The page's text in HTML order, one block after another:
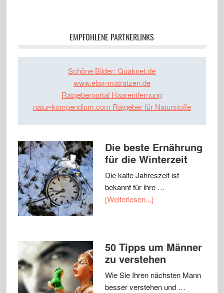
EMPFOHLENE PARTNERLINKS
Schöne Bilder: Quaknet.de
www.elax-matratzen.de
Ratgeberportal Haarentfernung
natur-kompendium.com Ratgeber für Naturstoffe
Die beste Ernährung
für die Winterzeit
Die kalte Jahreszeit ist
bekannt für ihre …
[Weiterlesen...]
50 Tipps um Männer
zu verstehen
Wie Sie Ihren nächsten Mann
besser verstehen und …